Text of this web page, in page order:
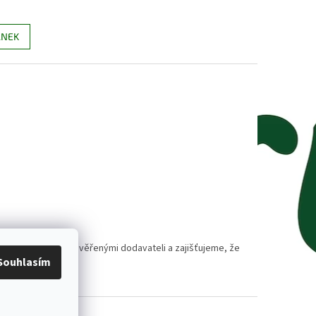
s prověřenými dodavateli a zajišťujeme, že